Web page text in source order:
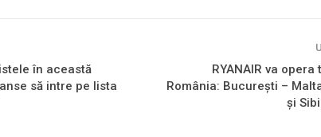
în această
să intre pe lista
RYANAIR va
România: București –
și